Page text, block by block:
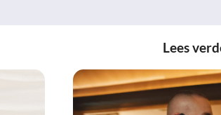
Lees